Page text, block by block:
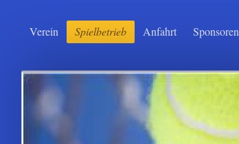
Verein Spielbetrieb Anfahrt Sponsoren